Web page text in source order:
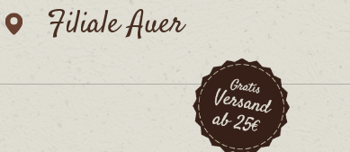
Filiale Auer